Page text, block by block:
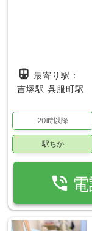
directions_subway 最寄り駅：
吉塚駅 呉服町駅
20時以降
駅ちか
phone_in_talk